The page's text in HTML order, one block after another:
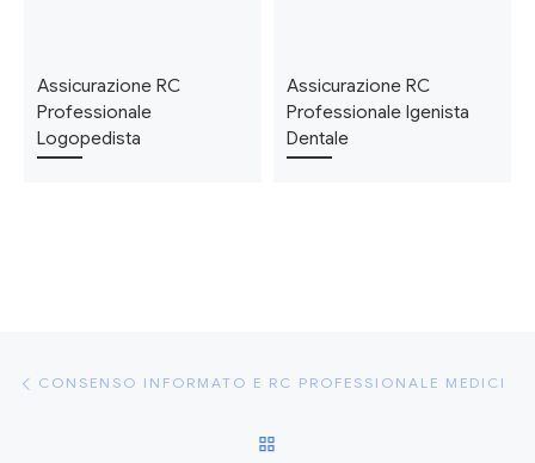
Assicurazione RC
Professionale
Logopedista
Assicurazione RC
Professionale Igenista
Dentale
Navigazione articoli
CONSENSO INFORMATO E RC PROFESSIONALE MEDICI